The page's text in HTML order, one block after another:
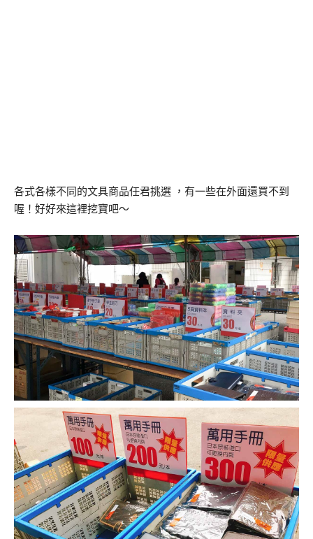
各式各樣不同的文具商品任君挑選 ，有一些在外面還買不到
喔！好好來這裡挖寶吧～